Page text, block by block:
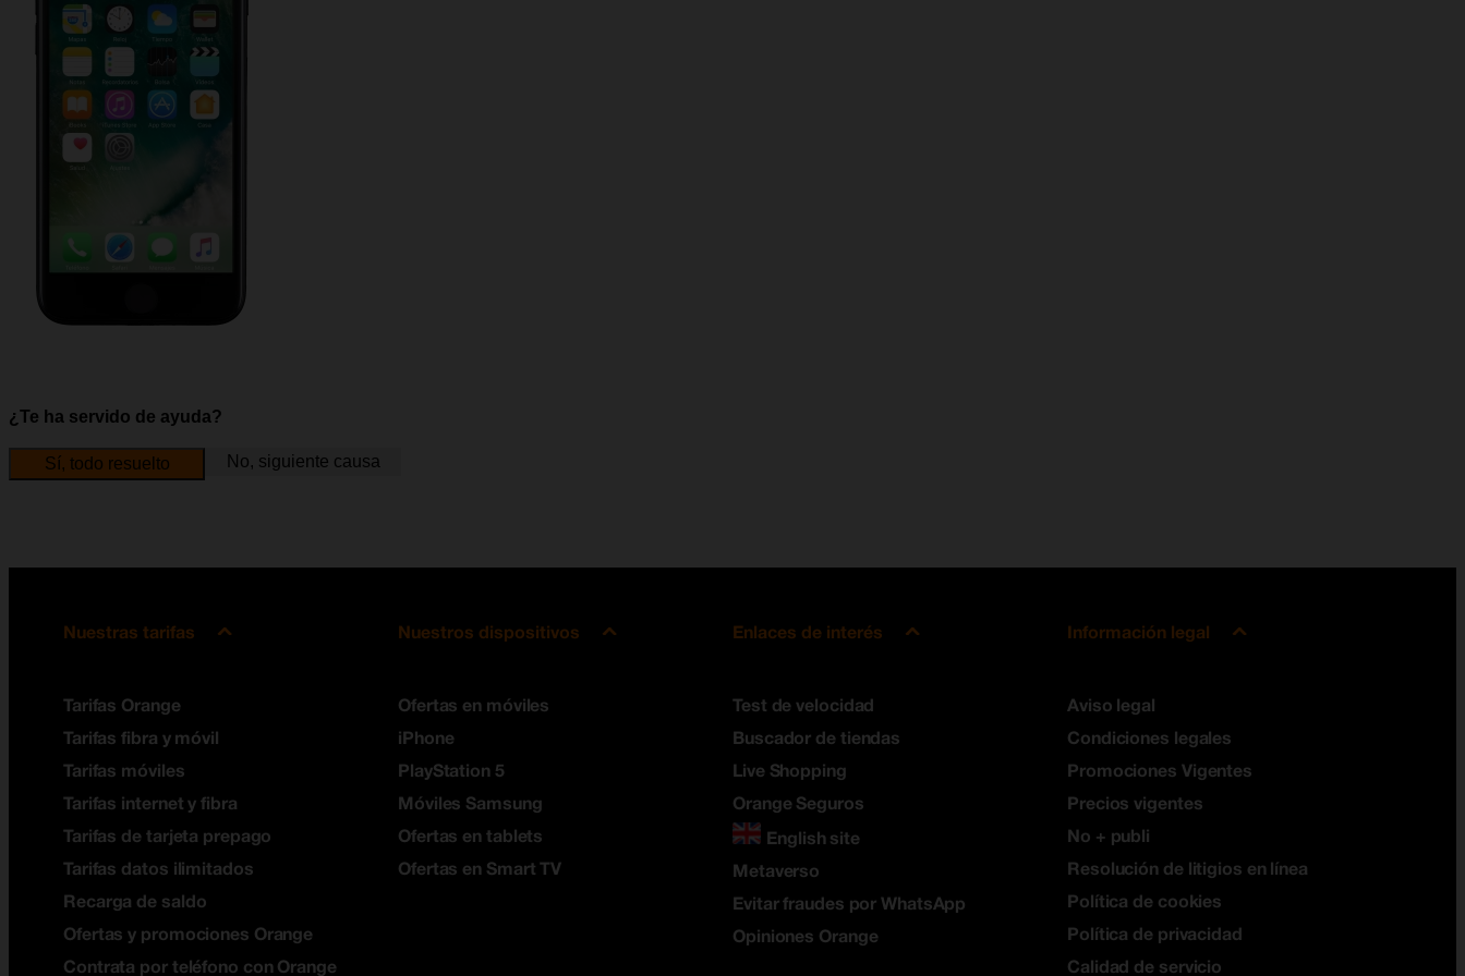
¿Te ha servido de ayuda?
Sí, todo resuelto No, siguiente causa
Nuestras tarifas
Tarifas Orange
Tarifas fibra y móvil
Tarifas móviles
Tarifas internet y fibra
Tarifas de tarjeta prepago
Tarifas datos ilimitados
Recarga de saldo
Ofertas y promociones Orange
Contrata por teléfono con Orange
Nuestros dispositivos
Ofertas en móviles
iPhone
PlayStation 5
Móviles Samsung
Ofertas en tablets
Ofertas en Smart TV
Enlaces de interés
Test de velocidad
Buscador de tiendas
Live Shopping
Orange Seguros
English site
Metaverso
Evitar fraudes por WhatsApp
Opiniones Orange
Información legal
Aviso legal
Condiciones legales
Promociones Vigentes
Precios vigentes
No + publi
Resolución de litigios en línea
Política de cookies
Política de privacidad
Calidad de servicio